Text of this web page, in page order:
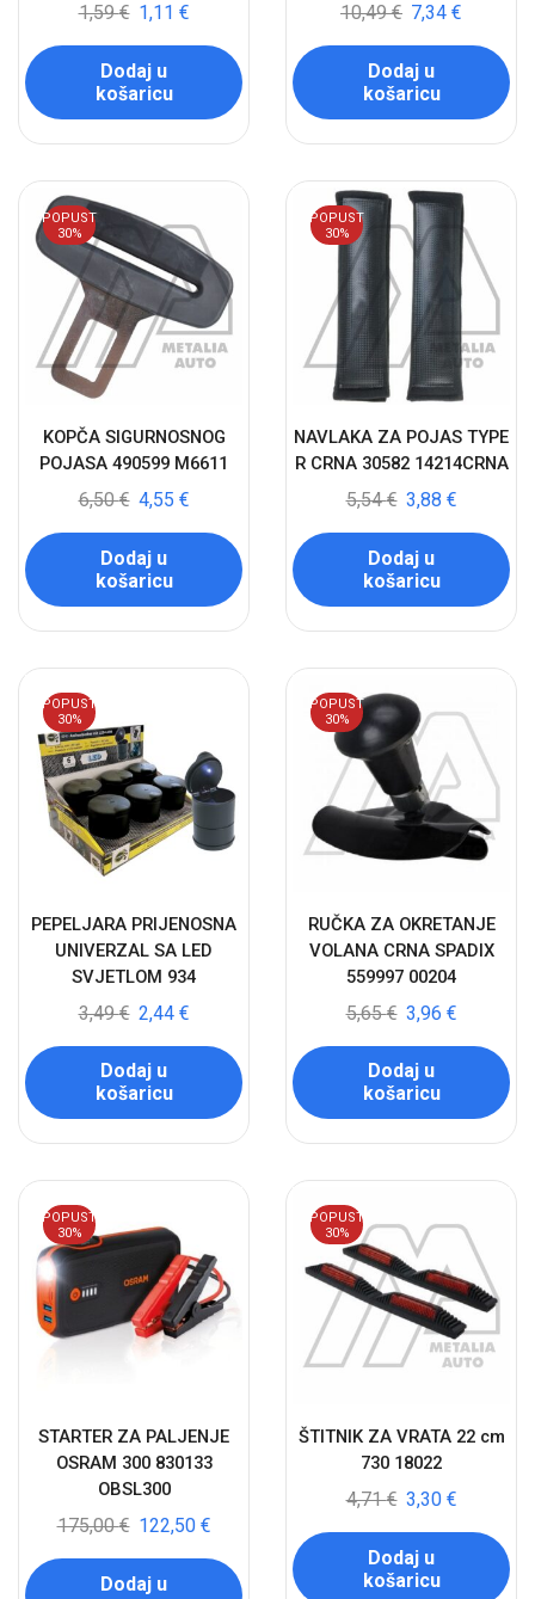
1,59€ 1,11 €
Dodaj u
košaricu
10,49€ 7,34 €
Dodaj u
košaricu
POPUST
30%
KOPČA SIGURNOSNOG
POJASA 490599 M6611
6,50€ 4,55 €
Dodaj u
košaricu
POPUST
30%
NAVLAKA ZA POJAS TYPE
R CRNA 30582 14214CRNA
5,54€ 3,88 €
Dodaj u
košaricu
POPUST
30%
PEPELJARA PRIJENOSNA
UNIVERZAL SA LED
SVJETLOM 934
3,49€ 2,44 €
Dodaj u
košaricu
POPUST
30%
RUČKA ZA OKRETANJE
VOLANA CRNA SPADIX
559997 00204
5,65€ 3,96 €
Dodaj u
košaricu
POPUST
30%
STARTER ZA PALJENJE
OSRAM 300 830133
OBSL300
175,00€ 122,50 €
Dodaj u
POPUST
30%
ŠTITNIK ZA VRATA 22 cm
730 18022
4,71€ 3,30 €
Dodaj u
košaricu